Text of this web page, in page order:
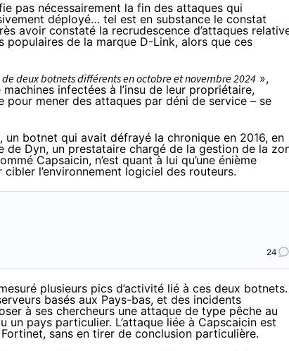
pas nécessairement la fin des attaques qui
déployé… tel est en substance le constat
avoir constaté la recrudescence d’attaques
populaires de la marque D-Link, alors que ces
deux botnets différents en octobre et novembre 2024 »,
infectées à l’insu de leur propriétaire,
mener des attaques par déni de service – se
botnet qui avait défrayé la chronique en 2016, en
de Dyn, un prestataire chargé de la gestion de la
Capsaicin, n’est quant à lui qu’une énième
l’environnement logiciel des routeurs.
24
plusieurs pics d’activité lié à ces deux botnets.
basés aux Pays-bas, et des incidents
à ses chercheurs une attaque de type pêche au
pays particulier. L’attaque liée à Capscaicin est
sans en tirer de conclusion particulière.